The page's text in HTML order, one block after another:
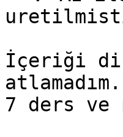
İçeriği
7 ders ve